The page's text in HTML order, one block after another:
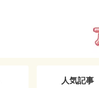
人気記事